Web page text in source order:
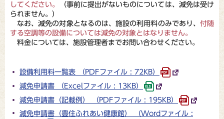
してください。
（事前に提出がないものについては、減免は受け
られません。）
なお、減免の対象となるのは、施設の利用料のみであり、 付随
する空調等の設備については減免の対象とはなりません。
料金については、施設管理者までお問い合わせください。
設備利用料一覧表 （PDFファイル : 72KB）
減免申請書 （Excelファイル : 13KB）
減免申請書（記載例） （PDFファイル : 195KB）
減免申請書（豊住ふれあい健康館） （Wordファイル :